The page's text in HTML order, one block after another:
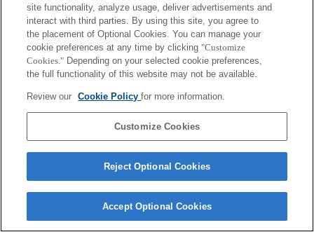
site functionality, analyze usage, deliver advertisements and
interact with third parties. By using this site, you agree to
the placement of Optional Cookies. You can manage your
cookie preferences at any time by clicking "Customize
Cookies." Depending on your selected cookie preferences,
the full functionality of this website may not be available.
Review our Cookie Policyfor more information.
Customize Cookies
Reject Optional Cookies
Accept Optional Cookies